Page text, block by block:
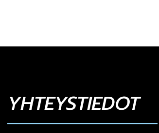
YHTEYSTIEDOT